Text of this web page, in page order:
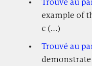
example of
c (...)
Trouvé au